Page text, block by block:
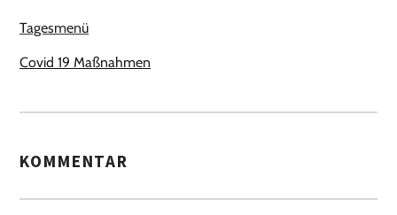
Tagesmenü
Covid 19 Maßnahmen
KOMMENTAR